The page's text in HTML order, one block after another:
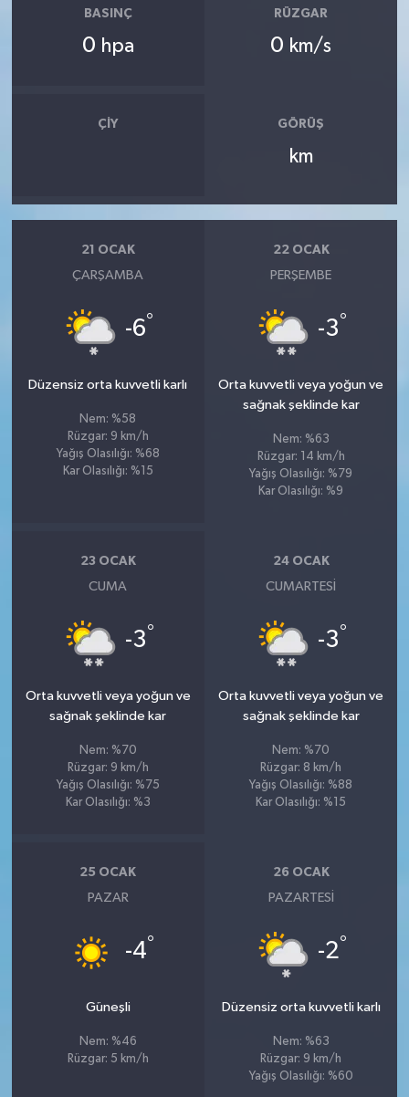
BASINÇ
0 hpa
RÜZGAR
0 km/s
ÇIY GÖRÜŞ
km
21 OCAK
ÇARŞAMBA
-6°
Düzensiz orta kuvvetli karlı
Nem: %58
Rüzgar: 9 km/h
Yağış Olasılığı: %68
Kar Olasılığı: %15
22 OCAK
PERŞEMBE
-3°
Orta kuvvetli veya yoğun ve
sağnak şeklinde kar
Nem: %63
Rüzgar: 14 km/h
Yağış Olasılığı: %79
Kar Olasılığı: %9
23 OCAK
CUMA
-3°
Orta kuvvetli veya yoğun ve
sağnak şeklinde kar
Nem: %70
Rüzgar: 9 km/h
Yağış Olasılığı: %75
Kar Olasılığı: %3
24 OCAK
CUMARTESI
-3°
Orta kuvvetli veya yoğun ve
sağnak şeklinde kar
Nem: %70
Rüzgar: 8 km/h
Yağış Olasılığı: %88
Kar Olasılığı: %15
25 OCAK
PAZAR
-4°
Güneşli
Nem: %46
Rüzgar: 5 km/h
26 OCAK
PAZARTESI
-2°
Düzensiz orta kuvvetli karlı
Nem: %63
Rüzgar: 9 km/h
Yağış Olasılığı: %60